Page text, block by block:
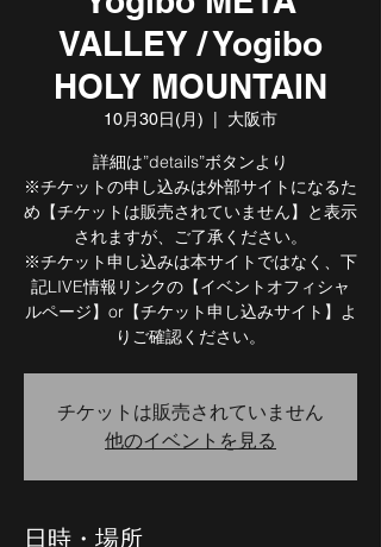
VALLEY / Yogibo
HOLY MOUNTAIN
10月30日(月) 大阪市
詳細は”details”ボタンより
※チケットの申し込みは外部サイトになるた
め【チケットは販売されていません】と表示
されますが、ご了承ください。
※チケット申し込みは本サイトではなく、下
記LIVE情報リンクの【イベントオフィシャ
ルページ】or【チケット申し込みサイト】よ
りご確認ください。
チケットは販売されていません
他のイベントを見る
日時・場所